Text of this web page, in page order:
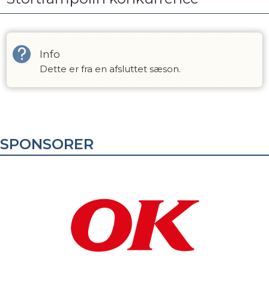
Info
Dette er fra en afsluttet sæson.
SPONSORER